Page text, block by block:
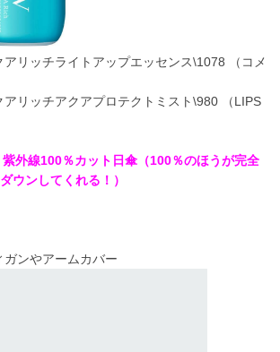
アリッチライトアップエッセンス\1078 （コメ
リッチアクアプロテクトミスト\980 （LIPS
外線100％カット日傘（100％のほうが完全
ウンしてくれる！）
ガンやアームカバー